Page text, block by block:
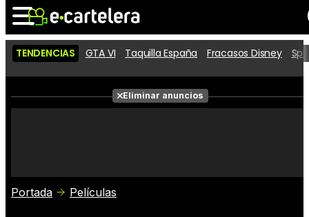
Noticias Cartelera
Películas
Críticas
TENDENCIAS GTA VI Taquilla España Fracasos Disney
Eliminar anuncios
Portada Películas